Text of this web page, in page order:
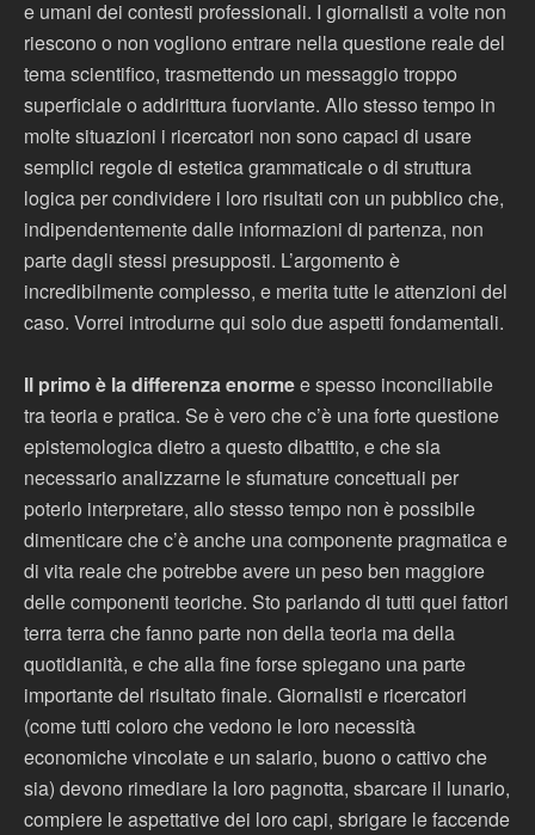
e umani dei contesti professionali. I giornalisti a volte non
riescono o non vogliono entrare nella questione reale del
tema scientifico, trasmettendo un messaggio troppo
superficiale o addirittura fuorviante. Allo stesso tempo in
molte situazioni i ricercatori non sono capaci di usare
semplici regole di estetica grammaticale o di struttura
logica per condividere i loro risultati con un pubblico che,
indipendentemente dalle informazioni di partenza, non
parte dagli stessi presupposti. L’argomento è
incredibilmente complesso, e merita tutte le attenzioni del
caso. Vorrei introdurne qui solo due aspetti fondamentali.
Il primo è la differenza enormee spesso inconciliabile
tra teoria e pratica. Se è vero che c’è una forte questione
epistemologica dietro a questo dibattito, e che sia
necessario analizzarne le sfumature concettuali per
poterlo interpretare, allo stesso tempo non è possibile
dimenticare che c’è anche una componente pragmatica e
di vita reale che potrebbe avere un peso ben maggiore
delle componenti teoriche. Sto parlando di tutti quei fattori
terra terra che fanno parte non della teoria ma della
quotidianità, e che alla fine forse spiegano una parte
importante del risultato finale. Giornalisti e ricercatori
(come tutti coloro che vedono le loro necessità
economiche vincolate e un salario, buono o cattivo che
sia) devono rimediare la loro pagnotta, sbarcare il lunario,
compiere le aspettative dei loro capi, sbrigare le faccende